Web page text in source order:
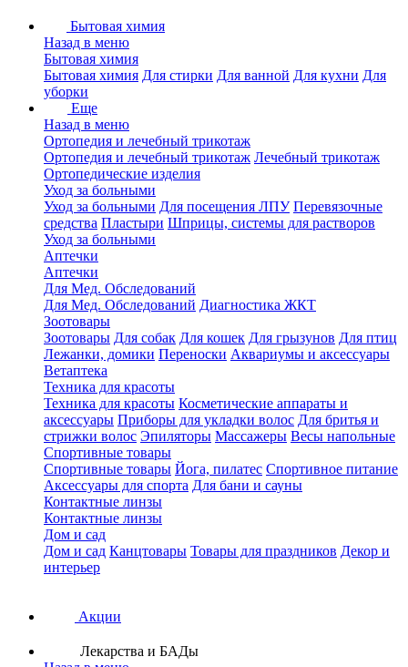
Бытовая химия
Назад в меню
Бытовая химия
Бытовая химия Для стирки Для ванной Для кухни Для
уборки
Еще
Назад в меню
Ортопедия и лечебный трикотаж
Ортопедия и лечебный трикотаж Лечебный трикотаж
Ортопедические изделия
Уход за больными
Уход за больными Для посещения ЛПУ Перевязочные
средства Пластыри Шприцы, системы для растворов
Уход за больными
Аптечки
Аптечки
Для Мед. Обследований
Для Мед. Обследований Диагностика ЖКТ
Зоотовары
Зоотовары Для собак Для кошек Для грызунов Для птиц
Лежанки, домики Переноски Аквариумы и аксессуары
Ветаптека
Техника для красоты
Техника для красоты Косметические аппараты и
аксессуары Приборы для укладки волос Для бритья и
стрижки волос Эпиляторы Массажеры Весы напольные
Спортивные товары
Спортивные товары Йога, пилатес Спортивное питание
Аксессуары для спорта Для бани и сауны
Контактные линзы
Контактные линзы
Дом и сад
Дом и сад Канцтовары Товары для праздников Декор и
интерьер
Акции
Лекарства и БАДы